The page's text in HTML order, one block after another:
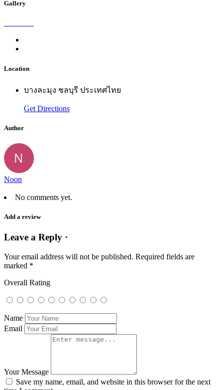
Gallery
Location
บางละมุง ชลบุรี ประเทศไทย
Get Directions
Author
Noon
No comments yet.
Add a review
Leave a Reply ·
Your email address will not be published. Required fields are
marked *
Overall Rating
Name
Email
Your Message
Save my name, email, and website in this browser for the next